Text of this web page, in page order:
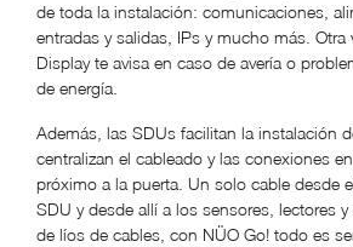
de toda la instalación: comunicaciones,
entradas y salidas, IPs y mucho más. Otra
Display te avisa en caso de avería o
de energía.
Además, las SDUs facilitan la instalación
centralizan el cableado y las conexiones
próximo a la puerta. Un solo cable desde
SDU y desde allí a los sensores, lectores y
de líos de cables, con NÜO Go! todo es